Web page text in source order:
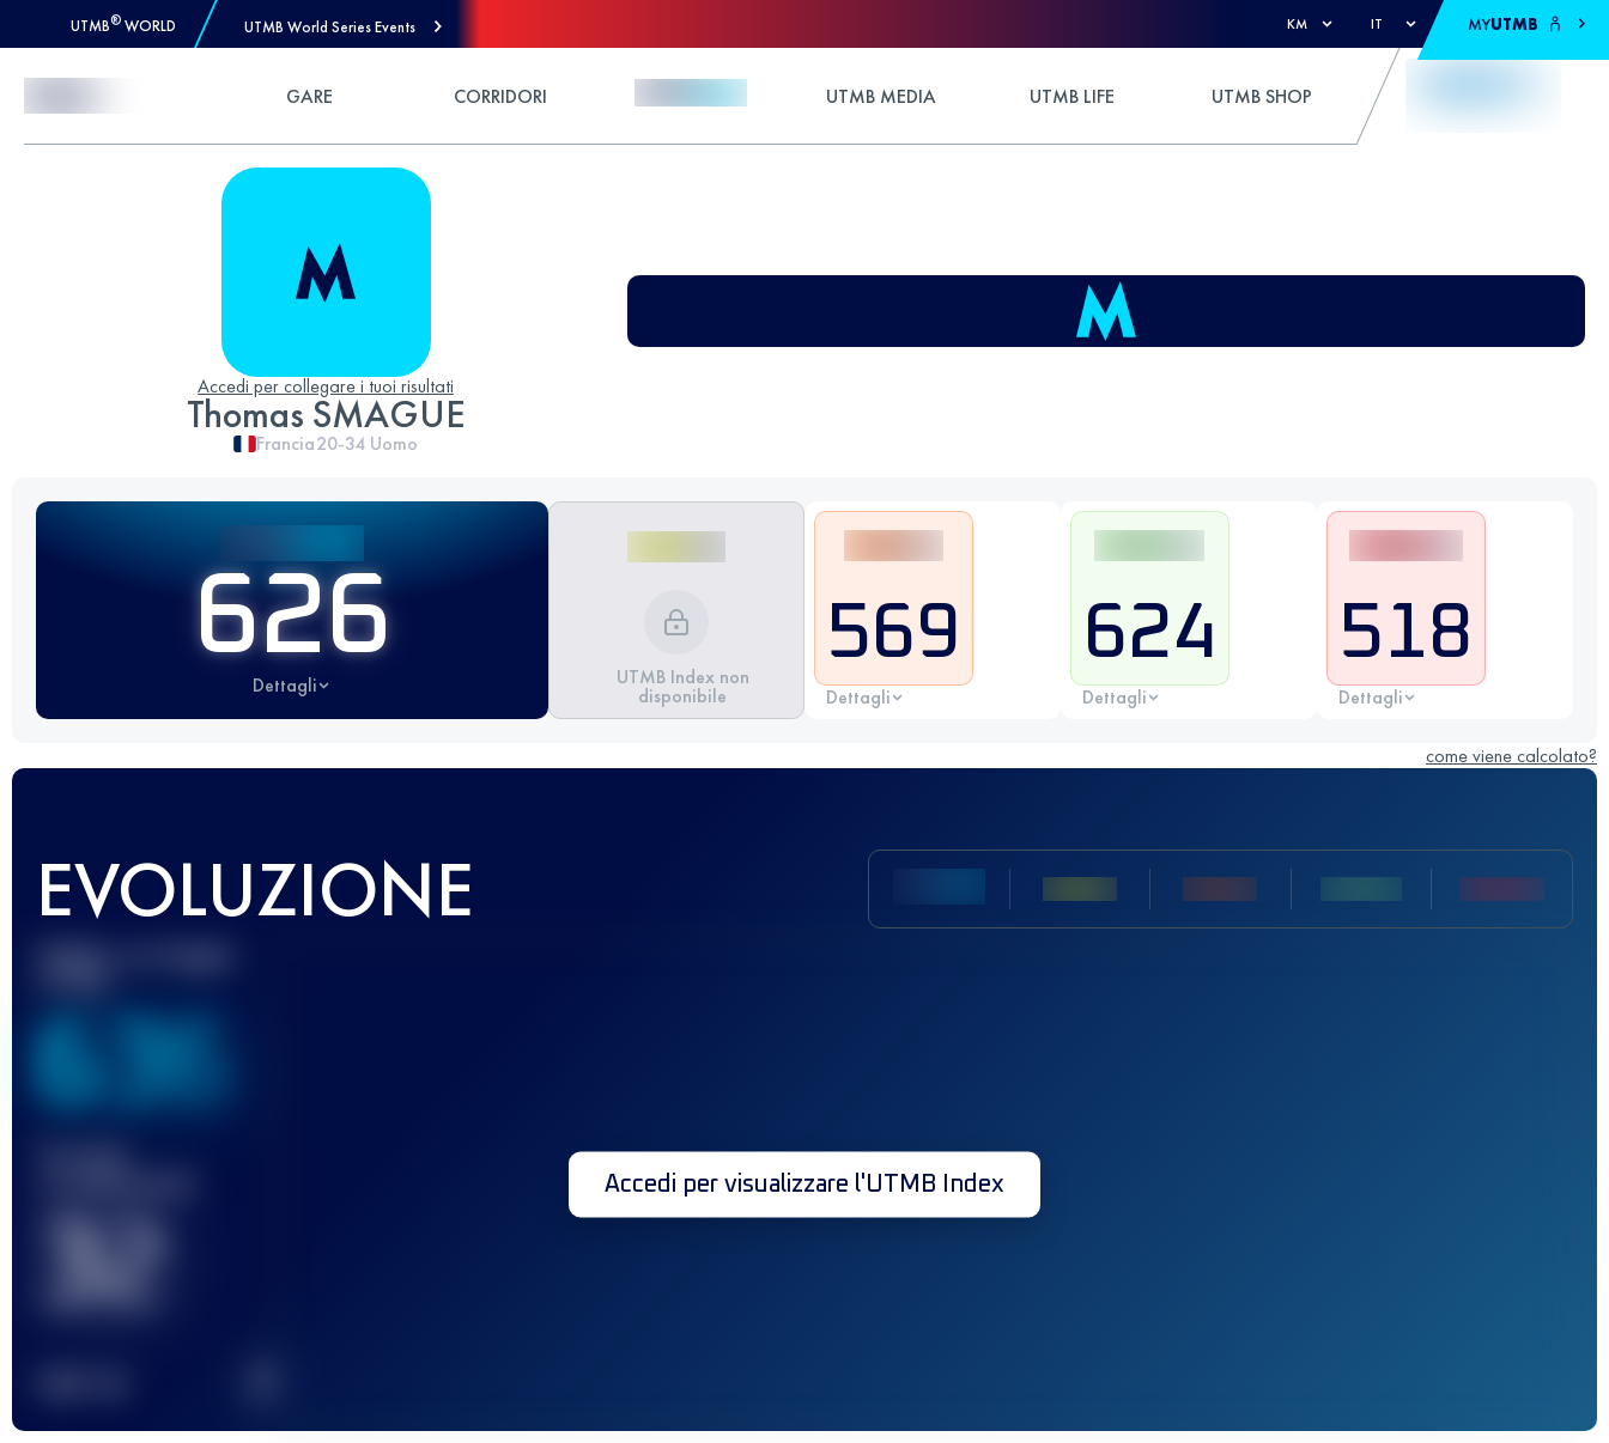
UTMB® WORLD UTMB World Series Events KM IT MYUTMB
GARE CORRIDORI UTMB MEDIA UTMB LIFE UTMB SHOP
Accedi per collegare i tuoi risultati
Thomas SMAGUE
Francia20-34 Uomo
626
Dettagli UTMB Index non
disponibile
569
Dettagli
624
Dettagli
518
Dettagli
come viene calcolato?
EVOLUZIONE
Miglior punteggio
636
Gara(e)
32
Accedi per visualizzare l'UTMB Index